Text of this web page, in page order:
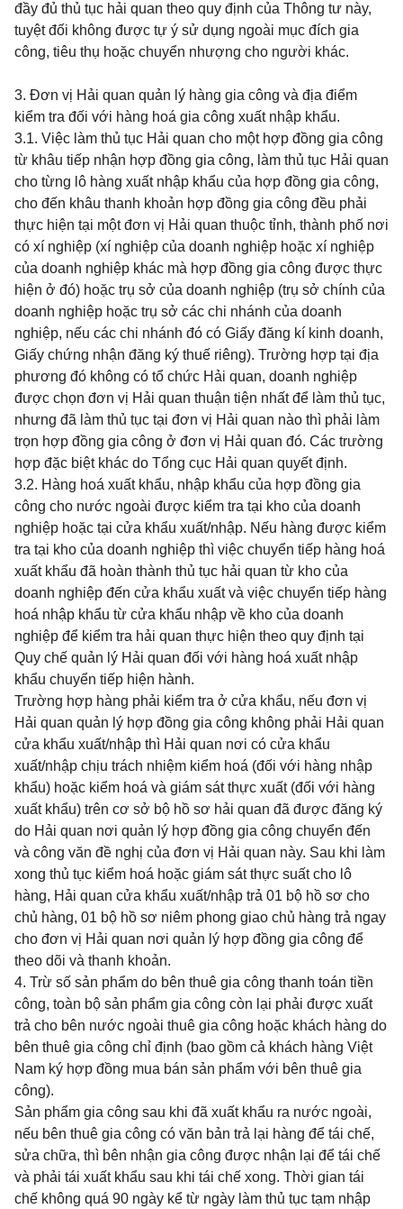
đầy đủ thủ tục hải quan theo quy định của Thông tư này,
tuyệt đối không được tự ý sử dụng ngoài mục đích gia
công, tiêu thụ hoặc chuyển nhượng cho người khác.
3. Đơn vị Hải quan quản lý hàng gia công và địa điểm
kiểm tra đối với hàng hoá gia công xuất nhập khẩu.
3.1. Việc làm thủ tục Hải quan cho một hợp đồng gia công
từ khâu tiếp nhận hợp đồng gia công, làm thủ tục Hải quan
cho từng lô hàng xuất nhập khẩu của hợp đồng gia công,
cho đến khâu thanh khoản hợp đồng gia công đều phải
thực hiện tại một đơn vị Hải quan thuộc tỉnh, thành phố nơi
có xí nghiệp (xí nghiệp của doanh nghiệp hoặc xí nghiệp
của doanh nghiệp khác mà hợp đồng gia công được thực
hiện ở đó) hoặc trụ sở của doanh nghiệp (trụ sở chính của
doanh nghiệp hoặc trụ sở các chi nhánh của doanh
nghiệp, nếu các chi nhánh đó có Giấy đăng kí kinh doanh,
Giấy chứng nhận đăng ký thuế riêng). Trường hợp tại địa
phương đó không có tổ chức Hải quan, doanh nghiệp
được chọn đơn vị Hải quan thuận tiện nhất để làm thủ tục,
nhưng đã làm thủ tục tại đơn vị Hải quan nào thì phải làm
trọn hợp đồng gia công ở đơn vị Hải quan đó. Các trường
hợp đặc biệt khác do Tổng cục Hải quan quyết định.
3.2. Hàng hoá xuất khẩu, nhập khẩu của hợp đồng gia
công cho nước ngoài được kiểm tra tại kho của doanh
nghiệp hoặc tại cửa khẩu xuất/nhập. Nếu hàng được kiểm
tra tại kho của doanh nghiệp thì việc chuyển tiếp hàng hoá
xuất khẩu đã hoàn thành thủ tục hải quan từ kho của
doanh nghiệp đến cửa khẩu xuất và việc chuyển tiếp hàng
hoá nhập khẩu từ cửa khẩu nhập về kho của doanh
nghiệp để kiểm tra hải quan thực hiện theo quy định tại
Quy chế quản lý Hải quan đối với hàng hoá xuất nhập
khẩu chuyển tiếp hiện hành.
Trường hợp hàng phải kiểm tra ở cửa khẩu, nếu đơn vị
Hải quan quản lý hợp đồng gia công không phải Hải quan
cửa khẩu xuất/nhập thì Hải quan nơi có cửa khẩu
xuất/nhập chịu trách nhiệm kiểm hoá (đối với hàng nhập
khẩu) hoặc kiểm hoá và giám sát thực xuất (đối với hàng
xuất khẩu) trên cơ sở bộ hồ sơ hải quan đã được đăng ký
do Hải quan nơi quản lý hợp đồng gia công chuyển đến
và công văn đề nghị của đơn vị Hải quan này. Sau khi làm
xong thủ tục kiểm hoá hoặc giám sát thực suất cho lô
hàng, Hải quan cửa khẩu xuất/nhập trả 01 bộ hồ sơ cho
chủ hàng, 01 bộ hồ sơ niêm phong giao chủ hàng trả ngay
cho đơn vị Hải quan nơi quản lý hợp đồng gia công để
theo dõi và thanh khoản.
4. Trừ số sản phẩm do bên thuê gia công thanh toán tiền
công, toàn bộ sản phẩm gia công còn lại phải được xuất
trả cho bên nước ngoài thuê gia công hoặc khách hàng do
bên thuê gia công chỉ định (bao gồm cả khách hàng Việt
Nam ký hợp đồng mua bán sản phẩm với bên thuê gia
công).
Sản phẩm gia công sau khi đã xuất khẩu ra nước ngoài,
nếu bên thuê gia công có văn bản trả lại hàng để tái chế,
sửa chữa, thì bên nhận gia công được nhận lại để tái chế
và phải tái xuất khẩu sau khi tái chế xong. Thời gian tái
chế không quá 90 ngày kể từ ngày làm thủ tục tạm nhập